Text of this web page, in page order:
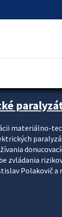
materiálno-
zvládania
Polakovič a